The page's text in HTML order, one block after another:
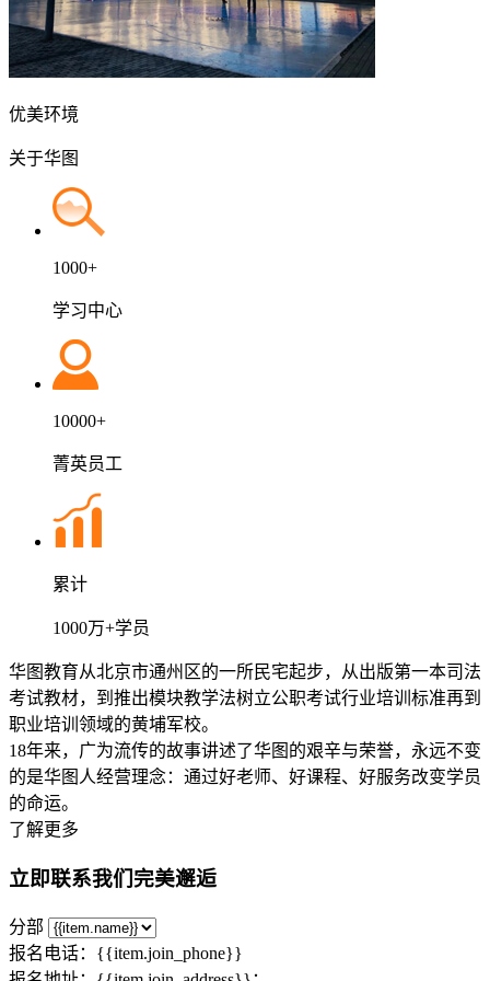
优美环境
关于华图
1000+
学习中心
10000+
菁英员工
累计
1000万+学员
华图教育从北京市通州区的一所民宅起步，从出版第一本司法
考试教材，到推出模块教学法树立公职考试行业培训标准再到
职业培训领域的黄埔军校。
18年来，广为流传的故事讲述了华图的艰辛与荣誉，永远不变
的是华图人经营理念：通过好老师、好课程、好服务改变学员
的命运。
了解更多
立即联系我们完美邂逅
分部
报名电话：{{item.join_phone}}